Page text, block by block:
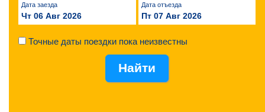
Дата заезда
Чт 06 Авг 2026
Дата отъезда
Пт 07 Авг 2026
Точные даты поездки пока неизвестны